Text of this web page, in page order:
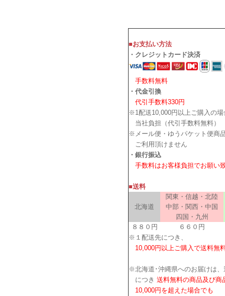
■お支払い方法
・クレジットカード決済
手数料無料
・代金引換
代引手数料330円
※1配送10,000円以上ご購入の場
当社負担（代引手数料無料）
※メール便・ゆうパケット便商
ご利用頂けません
・銀行振込
手数料はお客様負担でお願い
■送料
北海道
関東・信越・北陸
中部・関西・中国
四国・九州
８８０円
６６０円
※１配送先につき、
10,000円以上ご購入で送料無
※北海道･沖縄県へのお届けは、
につき 送料無料の商品及び商
10,000円を超えた場合でも